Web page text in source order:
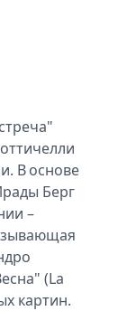
В основе
Берг
–
(La
картин.